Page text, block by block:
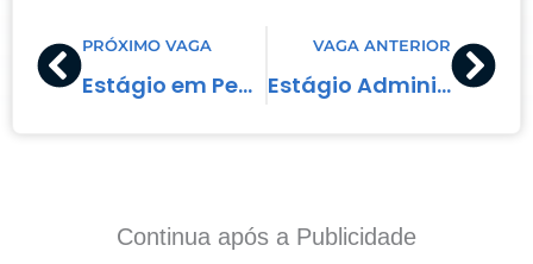
Prev
PRÓXIMO VAGA
Estágio em Pedagogia
VAGA ANTERIOR
Estágio Administrativo
Continua após a Publicidade